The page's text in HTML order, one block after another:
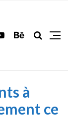
à
ce